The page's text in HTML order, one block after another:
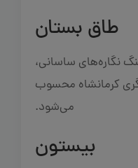
طاق بستان
نگاره‌های ساسانی،
کرمانشاه محسوب
می‌شود.
بیستون